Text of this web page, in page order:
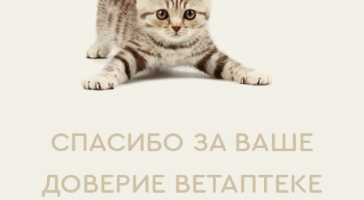
СПАСИБО ЗА ВАШЕ
ДОВЕРИЕ ВЕТАПТЕКЕ